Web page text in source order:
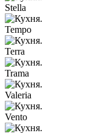
Stella
Tempo
Terra
Trama
Valeria
Vento